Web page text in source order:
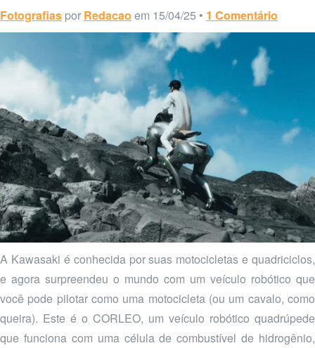
Fotografias por Redacao em 15/04/25 • 1 Comentário
A Kawasaki é conhecida por suas motocicletas e quadriciclos,
e agora surpreendeu o mundo com um veículo robótico que
você pode pilotar como uma motocicleta (ou um cavalo, como
queira). Este é o CORLEO, um veículo robótico quadrúpede
que funciona com uma célula de combustível de hidrogênio,